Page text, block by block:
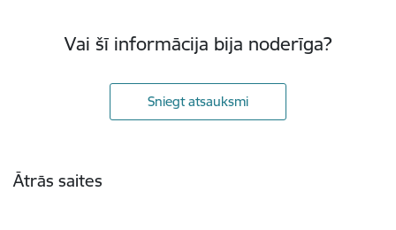
Vai šī informācija bija noderīga?
Sniegt atsauksmi
Ātrās saites